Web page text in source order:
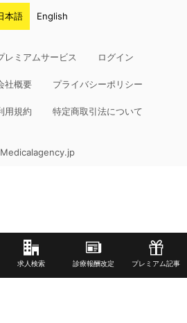
求人検索 診療報酬改定 プレミアム記事
本語 English
レミアムサービス ログイン
社概要 プライバシーポリシー
用規約 特定商取引法について